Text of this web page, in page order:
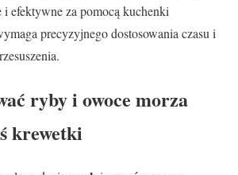
i efektywne za pomocą kuchenki
precyzyjnego dostosowania czasu i
ryby i owoce morza
krewetki